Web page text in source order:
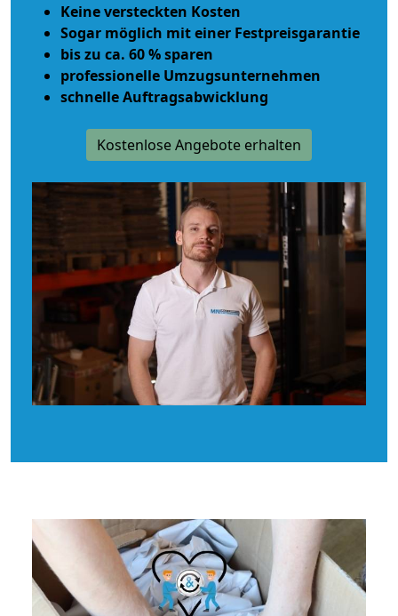
Keine versteckten Kosten
Sogar möglich mit einer Festpreisgarantie
bis zu ca. 60 % sparen
professionelle Umzugsunternehmen
schnelle Auftragsabwicklung
Kostenlose Angebote erhalten